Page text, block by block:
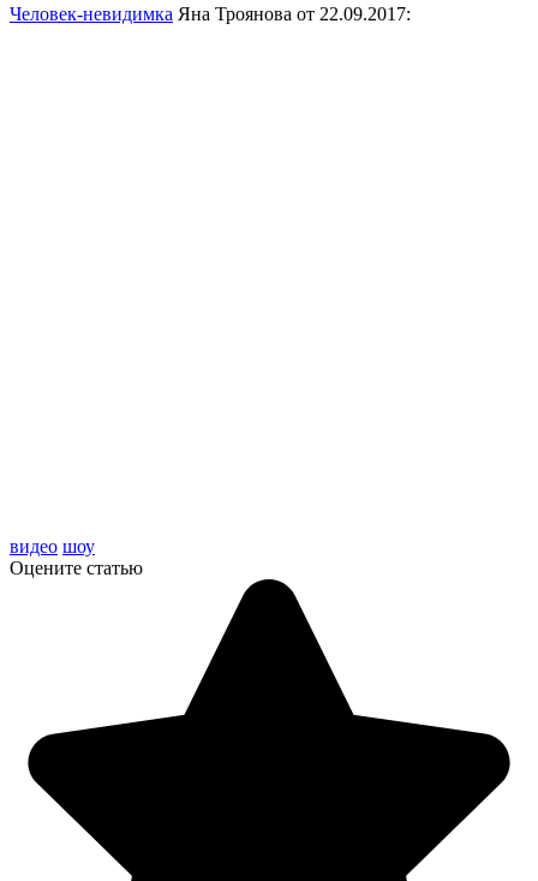
Человек-невидимка Яна Троянова от 22.09.2017:
видео шоу
Оцените статью